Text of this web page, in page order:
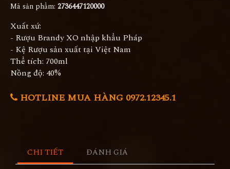
Mã sản phẩm: 2736447120000
Xuất xứ:
- Rượu Brandy XO nhập khẩu Pháp
- Kệ Rượu sản xuất tại Việt Nam
Thể tích: 700ml
Nồng độ: 40%
HOTLINE MUA HÀNG 0972.12345.1
CHI TIẾT ĐÁNH GIÁ